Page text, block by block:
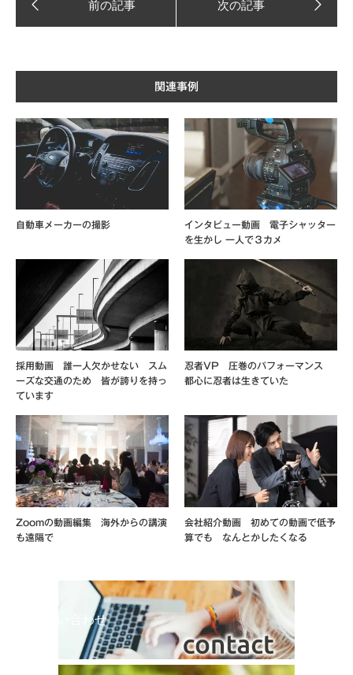
関連事例
自動車メーカーの撮影
インタビュー動画 電子シャッター
を生かし 一人で３カメ
採用動画 誰一人欠かせない スム
ーズな交通のため 皆が誇りを持っ
ています
忍者VP 圧巻のパフォーマンス
都心に忍者は生きていた
Zoomの動画編集 海外からの講演
も遠隔で
会社紹介動画 初めての動画で低予
算でも なんとかしたくなる
お問い合わせ